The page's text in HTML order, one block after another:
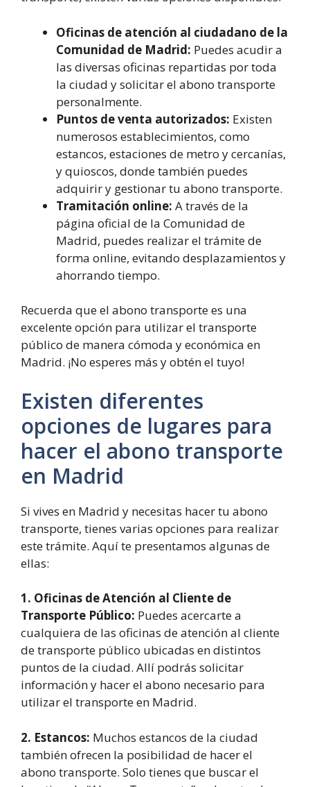
Oficinas de atención al ciudadano de la
Comunidad de Madrid: Puedes acudir a
las diversas oficinas repartidas por toda
la ciudad y solicitar el abono transporte
personalmente.
Puntos de venta autorizados: Existen
numerosos establecimientos, como
estancos, estaciones de metro y cercanías,
y quioscos, donde también puedes
adquirir y gestionar tu abono transporte.
Tramitación online: A través de la
página oficial de la Comunidad de
Madrid, puedes realizar el trámite de
forma online, evitando desplazamientos y
ahorrando tiempo.
Recuerda que el abono transporte es una
excelente opción para utilizar el transporte
público de manera cómoda y económica en
Madrid. ¡No esperes más y obtén el tuyo!
Existen diferentes
opciones de lugares para
hacer el abono transporte
en Madrid
Si vives en Madrid y necesitas hacer tu abono
transporte, tienes varias opciones para realizar
este trámite. Aquí te presentamos algunas de
ellas:
1. Oficinas de Atención al Cliente de
Transporte Público: Puedes acercarte a
cualquiera de las oficinas de atención al cliente
de transporte público ubicadas en distintos
puntos de la ciudad. Allí podrás solicitar
información y hacer el abono necesario para
utilizar el transporte en Madrid.
2. Estancos: Muchos estancos de la ciudad
también ofrecen la posibilidad de hacer el
abono transporte. Solo tienes que buscar el